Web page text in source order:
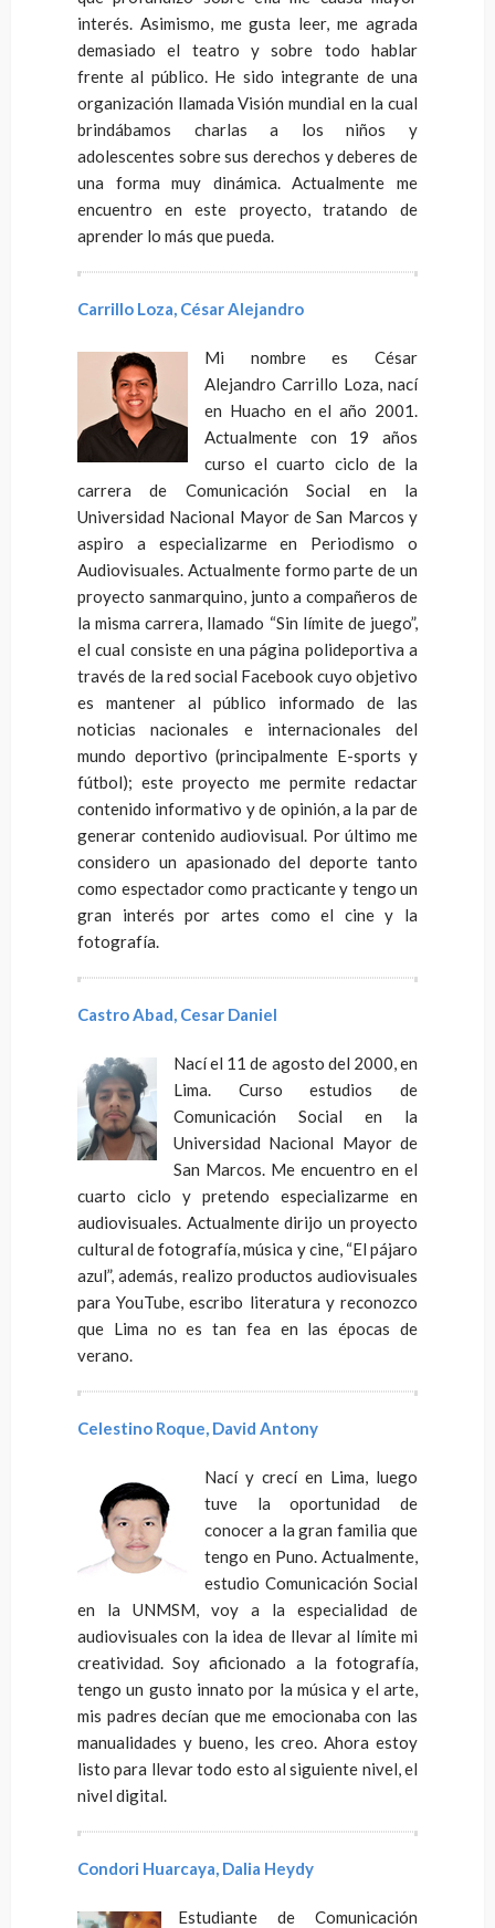
interés. Asimismo, me gusta leer, me agrada
demasiado el teatro y sobre todo hablar
frente al público. He sido integrante de una
organización llamada Visión mundial en la cual
brindábamos charlas a los niños y
adolescentes sobre sus derechos y deberes de
una forma muy dinámica. Actualmente me
encuentro en este proyecto, tratando de
aprender lo más que pueda.
Carrillo Loza, César Alejandro
Mi nombre es César
Alejandro Carrillo Loza, nací
en Huacho en el año 2001.
Actualmente con 19 años
curso el cuarto ciclo de la
carrera de Comunicación Social en la
Universidad Nacional Mayor de San Marcos y
aspiro a especializarme en Periodismo o
Audiovisuales. Actualmente formo parte de un
proyecto sanmarquino, junto a compañeros de
la misma carrera, llamado “Sin límite de juego”,
el cual consiste en una página polideportiva a
través de la red social Facebook cuyo objetivo
es mantener al público informado de las
noticias nacionales e internacionales del
mundo deportivo (principalmente E-sports y
fútbol); este proyecto me permite redactar
contenido informativo y de opinión, a la par de
generar contenido audiovisual. Por último me
considero un apasionado del deporte tanto
como espectador como practicante y tengo un
gran interés por artes como el cine y la
fotografía.
Castro Abad, Cesar Daniel
Nací el 11 de agosto del 2000, en
Lima. Curso estudios de
Comunicación Social en la
Universidad Nacional Mayor de
San Marcos. Me encuentro en el
cuarto ciclo y pretendo especializarme en
audiovisuales. Actualmente dirijo un proyecto
cultural de fotografía, música y cine, “El pájaro
azul”, además, realizo productos audiovisuales
para YouTube, escribo literatura y reconozco
que Lima no es tan fea en las épocas de
verano.
Celestino Roque, David Antony
Nací y crecí en Lima, luego
tuve la oportunidad de
conocer a la gran familia que
tengo en Puno. Actualmente,
estudio Comunicación Social
en la UNMSM, voy a la especialidad de
audiovisuales con la idea de llevar al límite mi
creatividad. Soy aficionado a la fotografía,
tengo un gusto innato por la música y el arte,
mis padres decían que me emocionaba con las
manualidades y bueno, les creo. Ahora estoy
listo para llevar todo esto al siguiente nivel, el
nivel digital.
Condori Huarcaya, Dalia Heydy
Estudiante de Comunicación